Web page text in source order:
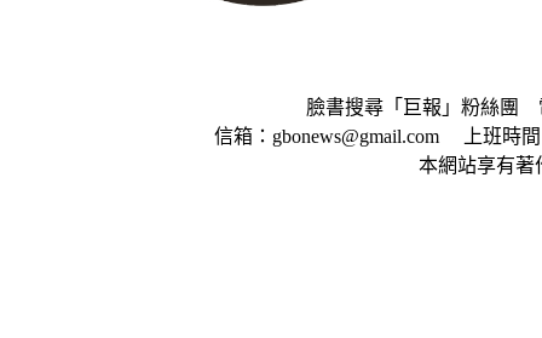
臉書搜尋「巨報」粉絲團
信箱：gbonews@gmail.com 上班時
本網站享有著